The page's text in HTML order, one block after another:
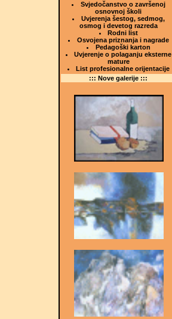
Svjedočanstvo o završenoj
osnovnoj školi
Uvjerenja šestog, sedmog,
osmog i devetog razreda
Rodni list
Osvojena priznanja i nagrade
Pedagoški karton
Uvjerenje o polaganju eksterne
mature
List profesionalne orijentacije
::: Nove galerije :::